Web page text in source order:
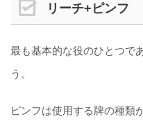
リーチ+ピンフ
最も基本的な役のひとつで
う。
ピンフは使用する牌の種類